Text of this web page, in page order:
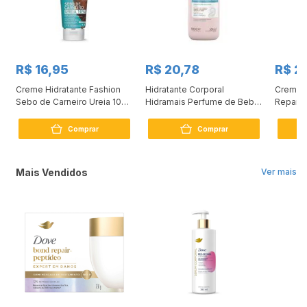
R$ 16,95
Creme Hidratante Fashion
Sebo de Carneiro Ureia 10%
Comprar
R$ 20,78
Hidratante Corporal
Hidramais Perfume de Bebê
Comprar
R$
Creme
Ver mais
Mais Vendidos